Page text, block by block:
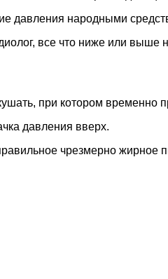
давления народными
все что ниже или выше
при котором временно
давления вверх.
чрезмерно жирное